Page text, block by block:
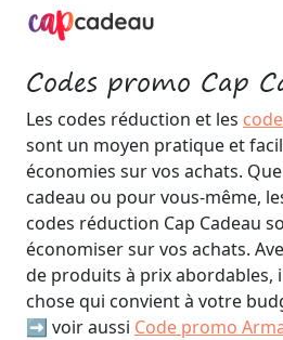
Codes promo Cap
Les codes réduction et les
sont un moyen pratique et
économies sur vos achats.
cadeau ou pour vous-même,
codes réduction Cap Cadeau
économiser sur vos achats.
de produits à prix abordables,
chose qui convient à votre
➡️ voir aussi Code promo